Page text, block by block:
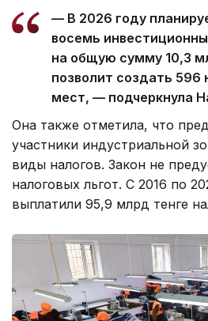
— В 2026 году
восемь
на общую сумму 10,3
позволит создать 596
мест, — подчеркнула
Она также отметила, что
участники индустриальной
виды налогов. Закон не
налоговых льгот. С 2016 по
выплатили 95,9 млрд тенге